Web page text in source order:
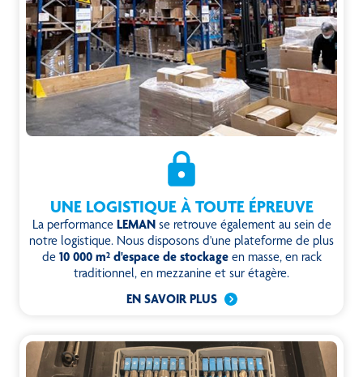
UNE LOGISTIQUE À TOUTE ÉPREUVE
La performanceLEMANse retrouve également au sein de
notre logistique. Nous disposons d'une plateforme de plus
de10 000 m² d'espace de stockageen masse, en rack
traditionnel, en mezzanine et sur étagère.
EN SAVOIR PLUS